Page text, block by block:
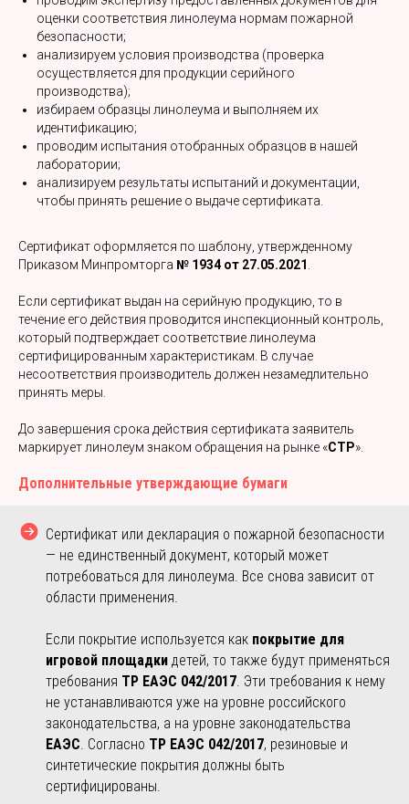
оценки соответствия линолеума нормам пожарной
безопасности;
анализируем условия производства (проверка
осуществляется для продукции серийного
производства);
избираем образцы линолеума и выполняем их
идентификацию;
проводим испытания отобранных образцов в нашей
лаборатории;
анализируем результаты испытаний и документации,
чтобы принять решение о выдаче сертификата.
Сертификат оформляется по шаблону, утвержденному
Приказом Минпромторга № 1934 от 27.05.2021
Если сертификат выдан на серийную продукцию, то в
течение его действия проводится инспекционный контроль,
который подтверждает соответствие линолеума
сертифицированным характеристикам. В случае
несоответствия производитель должен незамедлительно
принять меры.
До завершения срока действия сертификата заявитель
маркирует линолеум знаком обращения на рынке «СТР».
Дополнительные утверждающие бумаги
Сертификат или декларация о пожарной безопасности
— не единственный документ, который может
потребоваться для линолеума. Все снова зависит от
области применения.
Если покрытие используется как покрытие для
игровой площадки детей, то также будут применяться
требования ТР ЕАЭС 042/2017. Эти требования к нему
не устанавливаются уже на уровне российского
законодательства, а на уровне законодательства
ЕАЭС. Согласно ТР ЕАЭС 042/2017, резиновые и
синтетические покрытия должны быть
сертифицированы.